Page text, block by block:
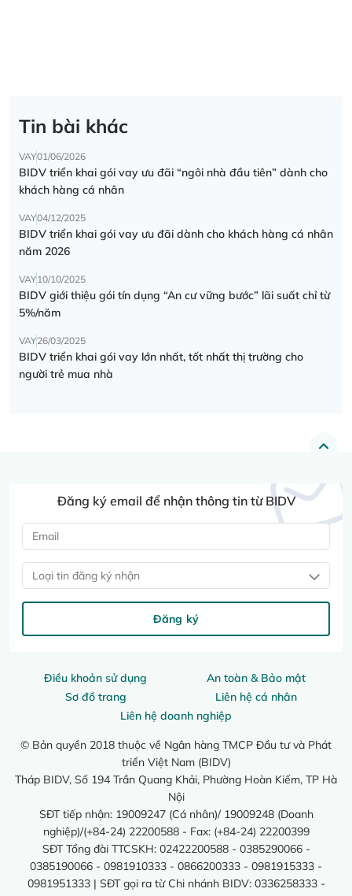
Tin bài khác
VAY01/06/2026
BIDV triển khai gói vay ưu đãi “ngôi nhà đầu tiên” dành cho
khách hàng cá nhân
VAY04/12/2025
BIDV triển khai gói vay ưu đãi dành cho khách hàng cá nhân
năm 2026
VAY10/10/2025
BIDV giới thiệu gói tín dụng “An cư vững bước” lãi suất chỉ từ
5%/năm
VAY26/03/2025
BIDV triển khai gói vay lớn nhất, tốt nhất thị trường cho
người trẻ mua nhà
Điều khoản sử dụng
An toàn & Bảo mật
Sơ đồ trang
Liên hệ cá nhân
Liên hệ doanh nghiệp
© Bản quyền 2018 thuộc về Ngân hàng TMCP Đầu tư và Phát
triển Việt Nam (BIDV)
Tháp BIDV, Số 194 Trần Quang Khải, Phường Hoàn Kiếm, TP Hà
Nội
SĐT tiếp nhận: 19009247 (Cá nhân)/ 19009248 (Doanh
nghiệp)/(+84-24) 22200588 - Fax: (+84-24) 22200399
SĐT Tổng đài TTCSKH: 02422200588 - 0385290066 -
0385190066 - 0981910333 - 0866200333 - 0981915333 -
0981951333 | SĐT gọi ra từ Chi nhánh BIDV: 0336258333 -
Đăng ký email để nhận thông tin từ BIDV
Loại tin đăng ký nhận
Đăng ký